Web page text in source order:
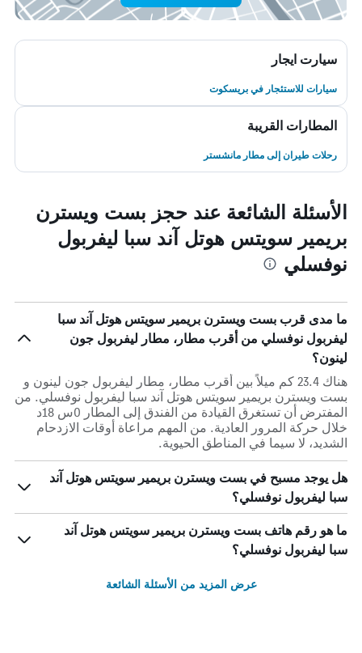
سيارت ايجار
سيارات للاستئجار في بريسكوت
المطارات القريبة
رحلات طيران إلى مطار مانشستر
الأسئلة الشائعة عند حجز بست ويسترن
بريمير سويتس هوتل آند سبا ليفربول
نوفسلي
ما مدى قرب بست ويسترن بريمير سويتس هوتل آند سبا
ليفربول نوفسلي من أقرب مطار، مطار ليفربول جون
لينون؟
هناك 23.4 كم ميلاً بين أقرب مطار، مطار ليفربول جون لينون و
بست ويسترن بريمير سويتس هوتل آند سبا ليفربول نوفسلي. من
المفترض أن تستغرق القيادة من الفندق إلى المطار 0س 18د
خلال حركة المرور العادية. من المهم مراعاة أوقات الازدحام
الشديد، لا سيما في المناطق الحيوية.
هل يوجد مسبح في بست ويسترن بريمير سويتس هوتل آند
سبا ليفربول نوفسلي؟
ما هو رقم هاتف بست ويسترن بريمير سويتس هوتل آند
سبا ليفربول نوفسلي؟
عرض المزيد من الأسئلة الشائعة